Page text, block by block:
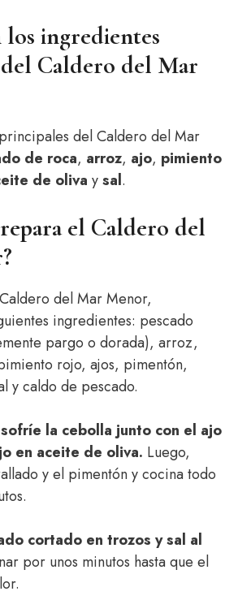
los ingredientes
Caldero del Mar
del Caldero del Mar
de roca, arroz, ajo, pimiento
de oliva ysal.
el Caldero del
del Mar Menor,
ingredientes: pescado
pargo o dorada), arroz,
rojo, ajos, pimentón,
y caldo de pescado.
la cebolla junto con el ajo
en aceite de oliva. Luego,
y el pimentón y cocina todo
cortado en trozos y sal al
por unos minutos hasta que el